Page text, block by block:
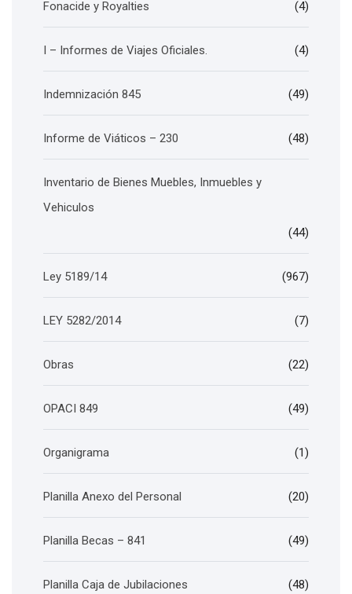
Fonacide y Royalties (4)
I – Informes de Viajes Oficiales. (4)
Indemnización 845 (49)
Informe de Viáticos – 230 (48)
Inventario de Bienes Muebles, Inmuebles y
Vehiculos
(44)
Ley 5189/14 (967)
LEY 5282/2014 (7)
Obras (22)
OPACI 849 (49)
Organigrama (1)
Planilla Anexo del Personal (20)
Planilla Becas – 841 (49)
Planilla Caja de Jubilaciones (48)